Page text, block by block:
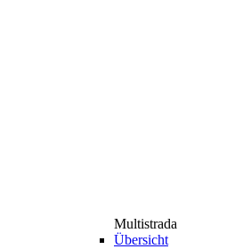
Multistrada
Übersicht